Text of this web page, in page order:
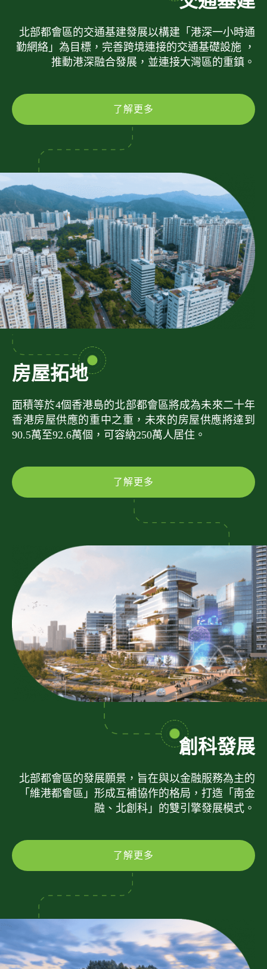
北部都會區的交通基建發展以構建「港深一小時通
勤網絡」為目標，完善跨境連接的交通基礎設施 ，
推動港深融合發展，並連接大灣區的重鎮。
了解更多
房屋拓地
面積等於4個香港島的北部都會區將成為未來二十年
香港房屋供應的重中之重，未來的房屋供應將達到
90.5萬至92.6萬個，可容納250萬人居住。
了解更多
創科發展
北部都會區的發展願景，旨在與以金融服務為主的
「維港都會區」形成互補協作的格局，打造「南金
融、北創科」的雙引擎發展模式。
了解更多